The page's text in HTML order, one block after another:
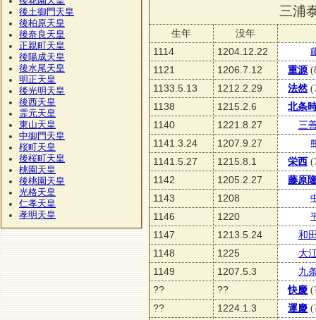
三浦
生年
没年
1114
1204.12.22
1121 1206.7.12 重源
1133.5.13
1212.2.29 法然
1138
1215.2.6
北条
1140
1221.8.27
三
1141.3.24
1207.9.27
1141.5.27 1215.8.1 栄西
1142
1205.2.27
藤原
1143
1208
1146 1220
1147 1213.5.24
和
1148
1225
大
1149
1207.5.3
九
??
?? 快慶
??
1224.1.3 運慶
後土御門天皇
後柏原天皇
後奈良天皇
正親町天皇
後陽成天皇
後水尾天皇
明正天皇
後光明天皇
後西天皇
霊元天皇
東山天皇
中御門天皇
桜町天皇
後桜町天皇
桃園天皇
後桃園天皇
光格天皇
仁孝天皇
孝明天皇